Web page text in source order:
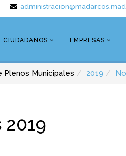
CIUDADANOS EMPRESAS
Plenos Municipales 2019